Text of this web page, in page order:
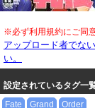
※必ず利用規約にご同
アップロード者でな
い。
設定されているタグ一
Fate
Grand
Order